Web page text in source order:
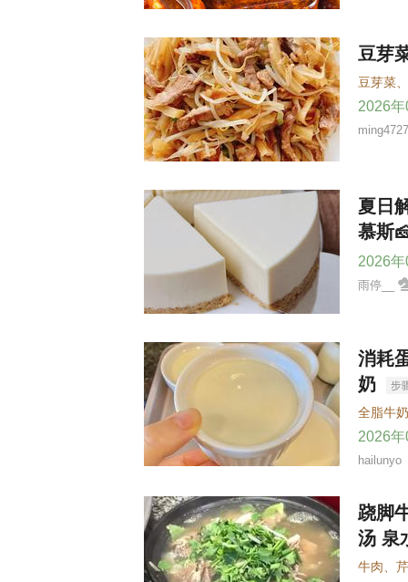
豆芽
豆芽菜
2026
夏日
慕斯
2026
雨停__
消耗
奶
全脂牛
2026
hailunyo
跷脚
汤 泉
牛肉 、